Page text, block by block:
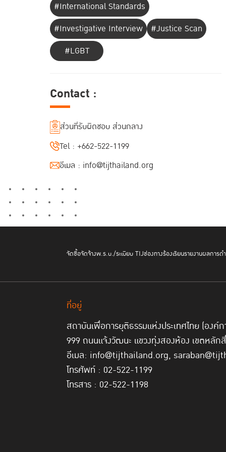
#International Standards
#Investigative Interview
#Justice Scan
#LGBT
Contact :
ส่วนที่รับผิดชอบ ส่วนกลาง
Tel : +662-522-1199
อีเมล : info@tijthailand.org
จัดซื้อจัดจ้างพ.ร.บ./ระเบียบ TIJช่องทางร้องเรียนรายงานผลการด
ที่อยู่
สถาบันเพื่อการยุติธรรมแห่งประเทศไทย (องค์
999 ถนนแจ้งวัฒนะ แขวงทุ่งสองห้อง เขตหลัก
อีเมล: info@tijthailand.org,
โทรศัพท์ : 02-522-1199
โทรสาร : 02-522-1198